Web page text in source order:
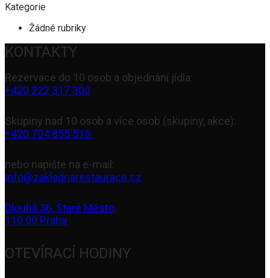
Kategorie
Žádné rubriky
KONTAKTY
Rezervace do 10 osob a objednání jídla:
+420 222 317 300
Skupiny nad 10 osob a více osob (skupiny, akce):
+420 704 855 515
nebo napište na e-mail:
info@zakladnarestaurace.cz
Dlouhá 36, Staré Město,
110 00 Praha
OTEVÍRACÍ HODINY